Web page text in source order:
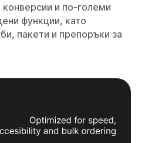
и по-големи
функции, като
пакети и препоръки за